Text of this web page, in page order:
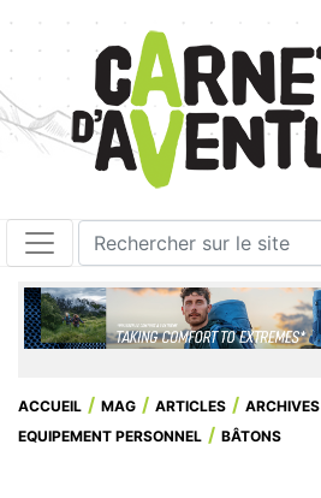
ACCUEIL MAG ARTICLES ARCHIVES
EQUIPEMENT PERSONNEL
BÂTONS